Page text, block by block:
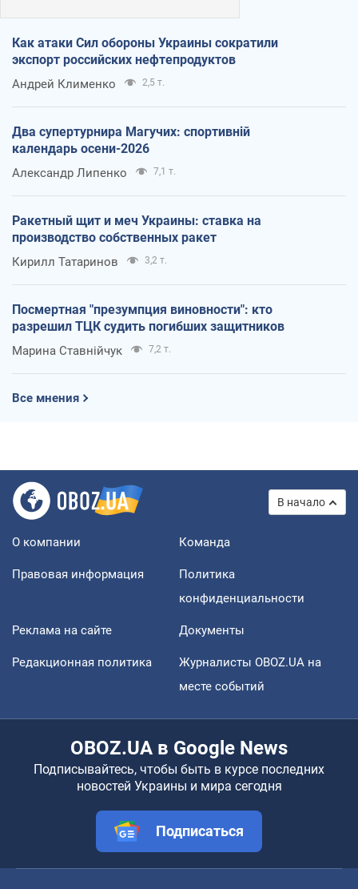
Как атаки Сил обороны Украины сократили
экспорт российских нефтепродуктов
Андрей Клименко 2,5 т.
Два супертурнира Магучих: спортивній
календарь осени-2026
Александр Липенко 7,1 т.
Ракетный щит и меч Украины: ставка на
производство собственных ракет
Кирилл Татаринов 3,2 т.
Посмертная "презумпция виновности": кто
разрешил ТЦК судить погибших защитников
Марина Ставнійчук 7,2 т.
Все мнения
В начало
О компании Команда
Правовая информация
Политика
конфиденциальности
Реклама на сайте Документы
Редакционная политика
Журналисты OBOZ.UA на
месте событий
OBOZ.UA в Google News
Подписывайтесь, чтобы быть в курсе последних
новостей Украины и мира сегодня
Подписаться